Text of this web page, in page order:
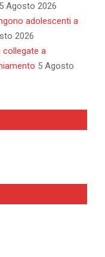
5 Agosto 2026
adolescenti a
2026
collegate a
5 Agosto